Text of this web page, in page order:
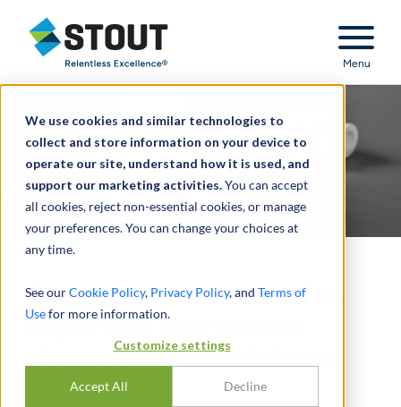
We use cookies and similar technologies to
collect and store information on your device to
operate our site, understand how it is used, and
support our marketing activities.You can accept
all cookies, reject non-essential cookies, or manage
your preferences. You can change your choices at
any time.
See ourCookie Policy, Privacy Policy, and Terms of
Usefor more information.
Customize settings
Accept All Decline
Stout Relentless Excellence
Menu
Conseil pour la vente d’un
important fournisseur
d’équipements médicaux
durables